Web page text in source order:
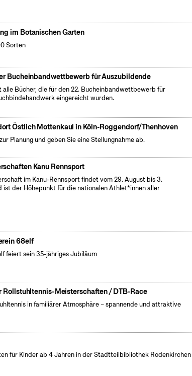
im Botanischen Garten
Sorten
Bucheinbandwettbewerb für Auszubildende
alle Bücher, die für den 22. Bucheinbandwettbewerb für
eingereicht wurden.
Östlich Mottenkaul in Köln-Roggendorf/Thenhoven
Planung und geben Sie eine Stellungnahme ab.
Kanu Rennsport
im Kanu-Rennsport findet vom 29. August bis 3.
der Höhepunkt für die nationalen Athlet*innen aller
68elf
feiert sein 35-jähriges Jubiläum
Rollstuhltennis-Meisterschaften / DTB-Race
in familiärer Atmosphäre – spannende und attraktive
für Kinder ab 4 Jahren in der Stadtteilbibliothek Rodenkirchen